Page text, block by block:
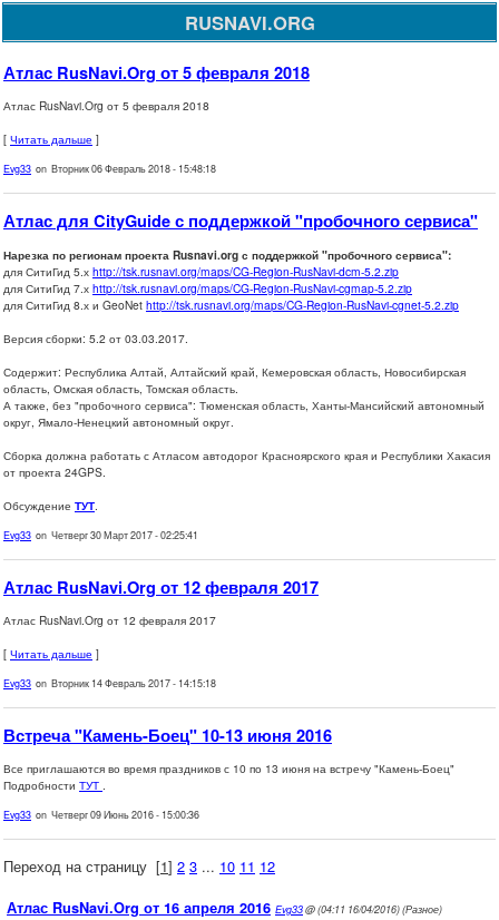
RUSNAVI.ORG
Атлас RusNavi.Org от 5 февраля 2018
Атлас RusNavi.Org от 5 февраля 2018
[ Читать дальше ]
Evg33 on Вторник 06 Февраль 2018 - 15:48:18
Атлас для CityGuide с поддержкой "пробочного сервиса"
Нарезка по регионам проекта Rusnavi.org с поддержкой "пробочного сервиса":
для СитиГид 5.х http://tsk.rusnavi.org/maps/CG-Region-RusNavi-dcm-5.2.zip
для СитиГид 7.х http://tsk.rusnavi.org/maps/CG-Region-RusNavi-cgmap-5.2.zip
для СитиГид 8.х и GeoNet http://tsk.rusnavi.org/maps/CG-Region-RusNavi-cgnet-5.2.zip
Версия сборки: 5.2 от 03.03.2017.
Содержит: Республика Алтай, Алтайский край, Кемеровская область, Новосибирская
область, Омская область, Томская область.
А также, без "пробочного сервиса": Тюменская область, Ханты-Мансийский автономный
округ, Ямало-Ненецкий автономный округ.
Сборка должна работать с Атласом автодорог Красноярского края и Республики Хакасия
от проекта 24GPS.
Обсуждение ТУТ
Evg33 on Четверг 30 Март 2017 - 02:25:41
Атлас RusNavi.Org от 12 февраля 2017
Атлас RusNavi.Org от 12 февраля 2017
[ Читать дальше ]
Evg33 on Вторник 14 Февраль 2017 - 14:15:18
Встреча "Камень-Боец" 10-13 июня 2016
Все приглашаются во время праздников с 10 по 13 июня на встречу "Камень-Боец"
Подробности ТУТ .
Evg33 on Четверг 09 Июнь 2016 - 15:00:36
Переход на страницу [1] 2 3 ... 10 11 12
Атлас RusNavi.Org от 16 апреля 2016 Evg33@ (04:11 16/04/2016) (Разное)